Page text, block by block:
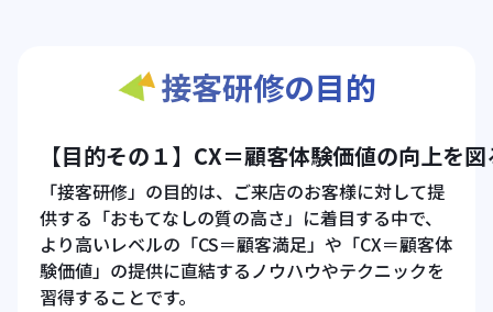
接客研修の目的
【目的その１】CX＝顧客体験価値の向上を
「接客研修」の目的は、ご来店のお客様に対して提
供する「おもてなしの質の高さ」に着目する中で、
より高いレベルの「CS＝顧客満足」や「CX＝顧客体
験価値」の提供に直結するノウハウやテクニックを
習得することです。